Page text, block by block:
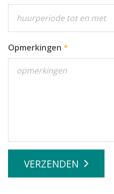
Opmerkingen
VERZENDEN